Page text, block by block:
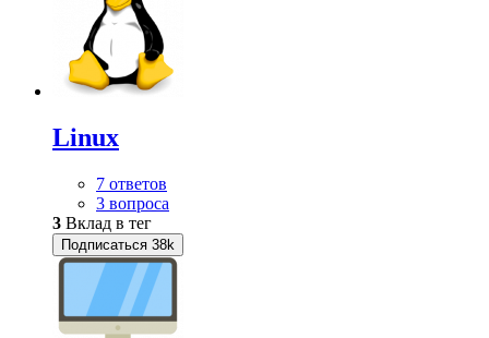
Linux
7 ответов
3 вопроса
3 Вклад в тег
Подписаться 38k